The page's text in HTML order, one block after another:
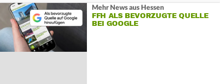
Mehr News aus Hessen
FFH ALS BEVORZUGTE QUELLE
BEI GOOGLE